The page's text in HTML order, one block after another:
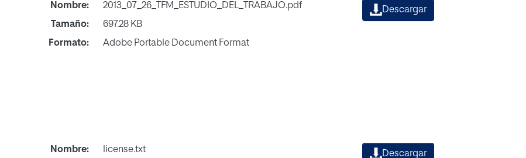
Nombre:
2013_07_26_TFM_ESTUDIO_DEL_TRABAJO.pdf
Tamaño:
697.28 KB
Formato:
Adobe Portable Document Format
Descargar
Nombre:
license.txt
Descargar